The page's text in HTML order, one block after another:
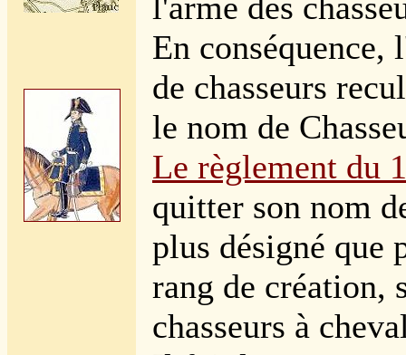
En
de chasseurs
le nom de
Le règlement du
quitter son nom
plus désigné que
rang de création,
chasseurs à